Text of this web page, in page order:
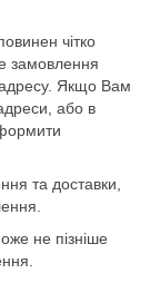
чітко
замовлення
Якщо Вам
адреси, або в
та доставки,
не пізніше